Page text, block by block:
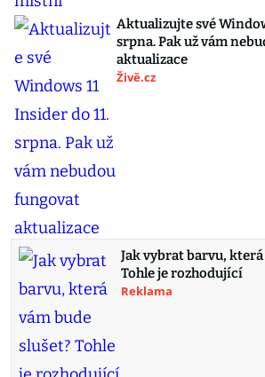
Aktualizujte své
srpna. Pak už vám
aktualizace
Živě.cz
Jak vybrat barvu, která
Tohle je rozhodující
Reklama